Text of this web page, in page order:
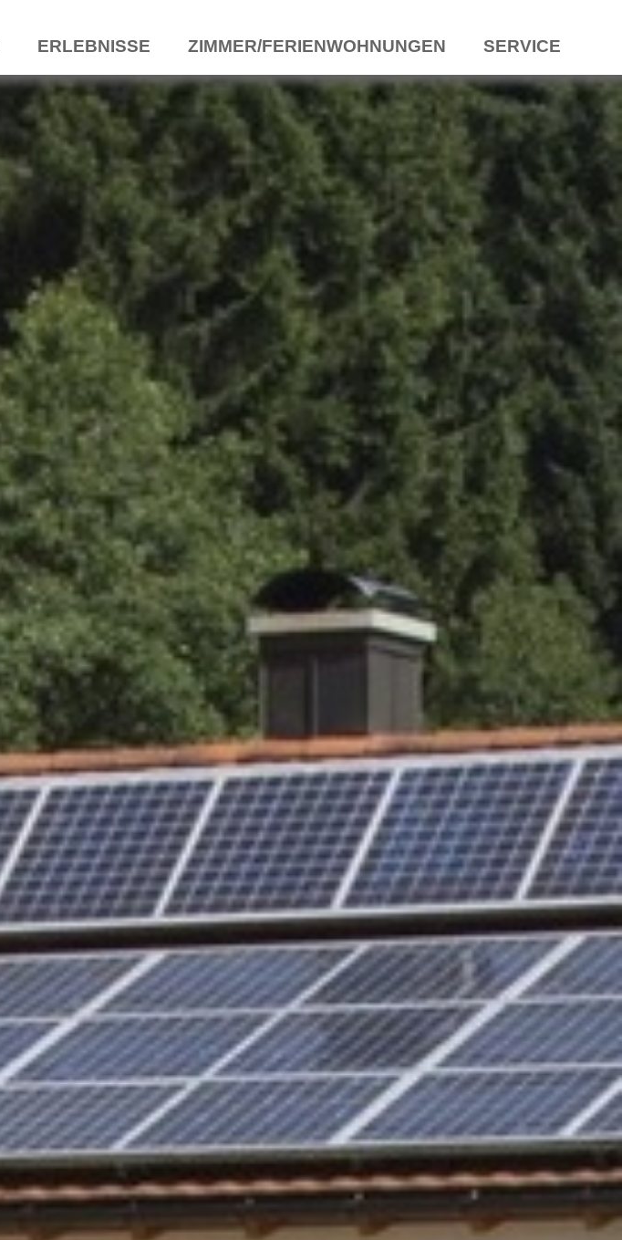
ERLEBNISSE ZIMMER/FERIENWOHNUNGEN SERVICE